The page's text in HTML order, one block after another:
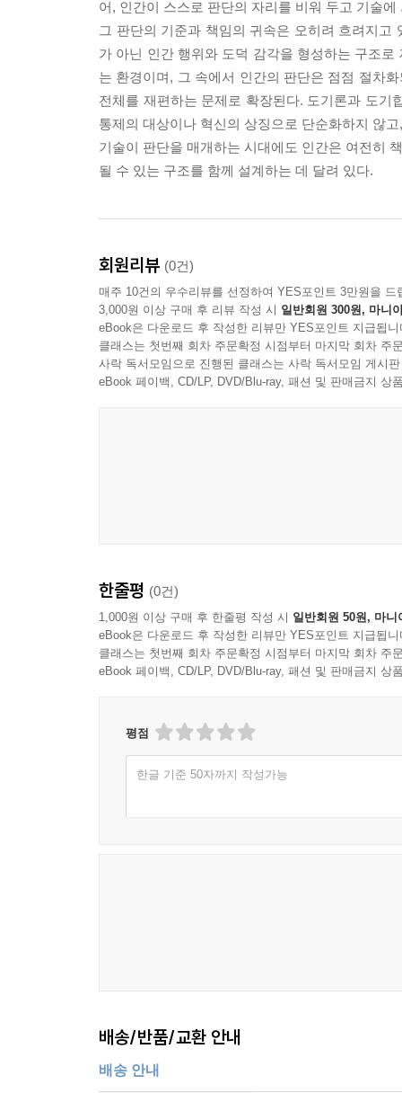
어, 인간이 스스로 판단의 자리를 비워 두고 기술
그 판단의 기준과 책임의 귀속은 오히려 흐려지고
가 아닌 인간 행위와 도덕 감각을 형성하는 구조
는 환경이며, 그 속에서 인간의 판단은 점점 절차
전체를 재편하는 문제로 확장된다. 도기론과 도
통제의 대상이나 혁신의 상징으로 단순화하지 않
기술이 판단을 매개하는 시대에도 인간은 여전히
될 수 있는 구조를 함께 설계하는 데 달려 있다.
회원리뷰 (0건)
매주 10건의 우수리뷰를 선정하여 YES포인트 3만원을 드
3,000원 이상 구매 후 리뷰 작성 시 일반회원 300원, 마니
eBook은 다운로드 후 작성한 리뷰만 YES포인트 지급됩니
클래스는 첫번째 회차 주문확정 시점부터 마지막 회차 주
사락 독서모임으로 진행된 클래스는 사락 독서모임 게시
eBook 페이백, CD/LP, DVD/Blu-ray, 패션 및 판매금지 상
한줄평 (0건)
1,000원 이상 구매 후 한줄평 작성 시 일반회원 50원, 마니
eBook은 다운로드 후 작성한 리뷰만 YES포인트 지급됩니
클래스는 첫번째 회차 주문확정 시점부터 마지막 회차 주
eBook 페이백, CD/LP, DVD/Blu-ray, 패션 및 판매금지 상
평점
한글 기준 50자까지 작성가능
배송/반품/교환 안내
배송 안내